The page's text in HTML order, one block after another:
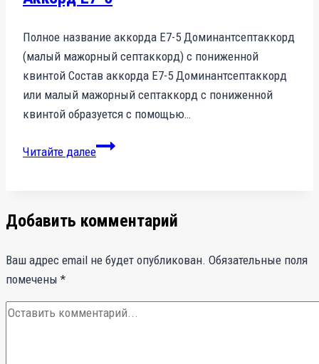
Полное название аккорда E7-5 Доминантсептаккорд
(малый мажорный септаккорд) с пониженной
квинтой Состав аккорда E7-5 Доминантсептаккорд
или малый мажорный септаккорд с пониженной
квинтой образуется с помощью…
Читайте далееАккорд
Добавить комментарий
Ваш адрес email не будет опубликован. Обязательные поля
помечены *